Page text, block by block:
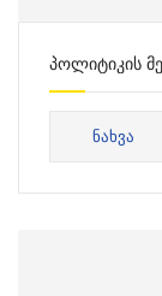
პოლიტიკის
ᲜᲐᲮᲕᲐ